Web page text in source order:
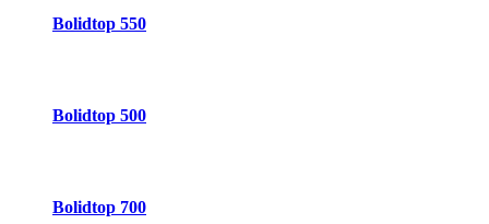
Bolidtop 550
Bolidtop 500
Bolidtop 700